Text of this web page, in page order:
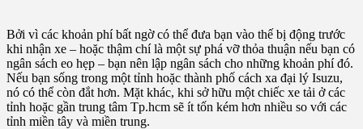
Bởi vì các khoản phí bất ngờ có thể đưa bạn vào thế bị động trước
khi nhận xe – hoặc thậm chí là một sự phá vỡ thỏa thuận nếu bạn có
ngân sách eo hẹp – bạn nên lập ngân sách cho những khoản phí đó.
Nếu bạn sống trong một tỉnh hoặc thành phố cách xa đại lý Isuzu,
nó có thể còn đắt hơn. Mặt khác, khi sở hữu một chiếc xe tải ở các
tỉnh hoặc gần trung tâm Tp.hcm sẽ ít tốn kém hơn nhiều so với các
tỉnh miền tây và miền trung.